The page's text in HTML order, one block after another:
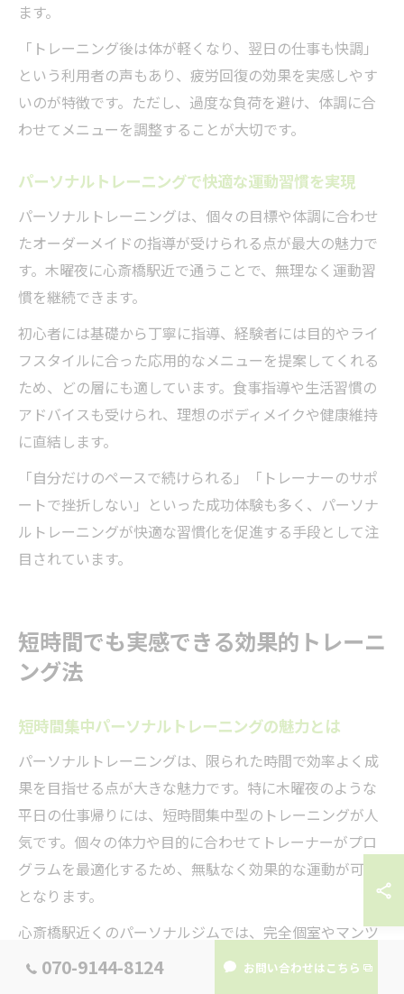
ます。
「トレーニング後は体が軽くなり、翌日の仕事も快調」
という利用者の声もあり、疲労回復の効果を実感しやす
いのが特徴です。ただし、過度な負荷を避け、体調に合
わせてメニューを調整することが大切です。
パーソナルトレーニングで快適な運動習慣を実現
パーソナルトレーニングは、個々の目標や体調に合わせ
たオーダーメイドの指導が受けられる点が最大の魅力で
す。木曜夜に心斎橋駅近で通うことで、無理なく運動習
慣を継続できます。
初心者には基礎から丁寧に指導、経験者には目的やライ
フスタイルに合った応用的なメニューを提案してくれる
ため、どの層にも適しています。食事指導や生活習慣の
アドバイスも受けられ、理想のボディメイクや健康維持
に直結します。
「自分だけのペースで続けられる」「トレーナーのサポ
ートで挫折しない」といった成功体験も多く、パーソナ
ルトレーニングが快適な習慣化を促進する手段として注
目されています。
短時間でも実感できる効果的トレーニ
ング法
短時間集中パーソナルトレーニングの魅力とは
パーソナルトレーニングは、限られた時間で効率よく成
果を目指せる点が大きな魅力です。特に木曜夜のような
平日の仕事帰りには、短時間集中型のトレーニングが人
気です。個々の体力や目的に合わせてトレーナーがプロ
グラムを最適化するため、無駄なく効果的な運動が可能
となります。
心斎橋駅近くのパーソナルジムでは、完全個室やマンツ
ーマン指導が主流で、周囲を気にせず自分のペースでト
070-9144-8124 お問い合わせはこちら